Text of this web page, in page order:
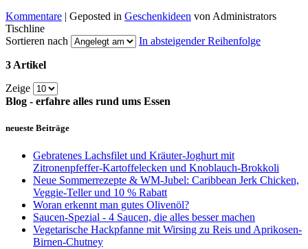
Kommentare | Geposted in Geschenkideen von Administrators
Tischline
Sortieren nach
In absteigender Reihenfolge
3 Artikel
Zeige
Blog - erfahre alles rund ums Essen
neueste Beiträge
Gebratenes Lachsfilet und Kräuter-Joghurt mit
Zitronenpfeffer-Kartoffelecken und Knoblauch-Brokkoli
Neue Sommerrezepte & WM-Jubel: Caribbean Jerk Chicken,
Veggie-Teller und 10 % Rabatt
Woran erkennt man gutes Olivenöl?
Saucen-Spezial - 4 Saucen, die alles besser machen
Vegetarische Hackpfanne mit Wirsing zu Reis und Aprikosen-
Birnen-Chutney